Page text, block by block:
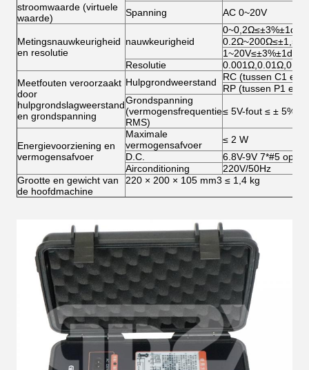
stroomwaarde (virtuele
waarde)
Spanning AC 0~20V
Metingsnauwkeurigheid
en resolutie
nauwkeurigheid
0~0,2Ω≤±3%±1d
1~20V≤±3%±1d
Resolutie
Meetfouten veroorzaakt
door
hulpgrondslagweerstand
en grondspanning
Hulpgrondweerstand
RC (tussen C1 en
RP (tussen P1 en
Grondspanning
(vermogensfrequentie
RMS)
≤ 5V-fout ≤ ± 5%
Energievoorziening en
vermogensafvoer
Maximale
vermogensafvoer
≤ 2 W
D.C.
6.8V-9V 7*#5
Airconditioning
220V/50Hz
Grootte en gewicht van
de hoofdmachine
220 × 200 × 105 mm3 ≤ 1,4 kg